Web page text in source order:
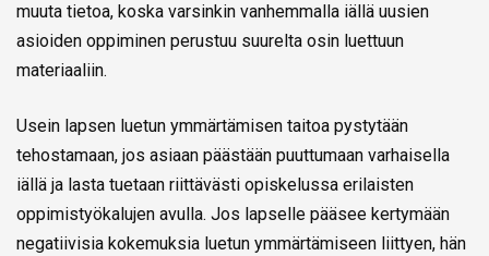
muuta tietoa, koska varsinkin vanhemmalla iällä uusien
asioiden oppiminen perustuu suurelta osin luettuun
materiaaliin.
Usein lapsen luetun ymmärtämisen taitoa pystytään
tehostamaan, jos asiaan päästään puuttumaan varhaisella
iällä ja lasta tuetaan riittävästi opiskelussa erilaisten
oppimistyökalujen avulla. Jos lapselle pääsee kertymään
negatiivisia kokemuksia luetun ymmärtämiseen liittyen, hän